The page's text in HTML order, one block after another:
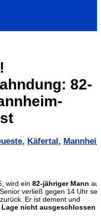
82-
, Käfertal ,
wird ein 82-jähriger Mann
verließ gegen 14 Uhr
Er ist dement und
nicht ausgeschlossen